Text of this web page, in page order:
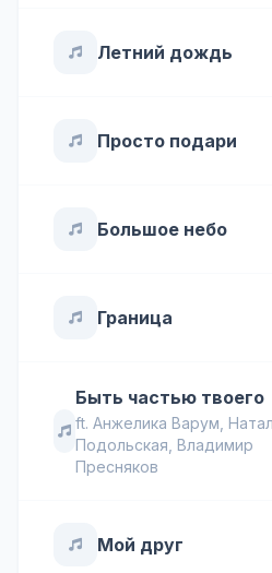
Летний дождь
Просто подари
Большое небо
Граница
Быть частью твоего
ft.Анжелика Варум ,
Подольская ,Владимир
Пресняков
Мой друг